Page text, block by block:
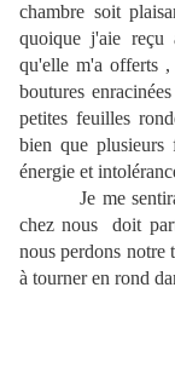
chambre soit
quoique j'aie reçu
qu'elle m'a offerts
boutures
petites feuilles
bien que plusieurs
énergie et
Je me sentirais
chez nous doit
nous perdons notre
à tourner en rond